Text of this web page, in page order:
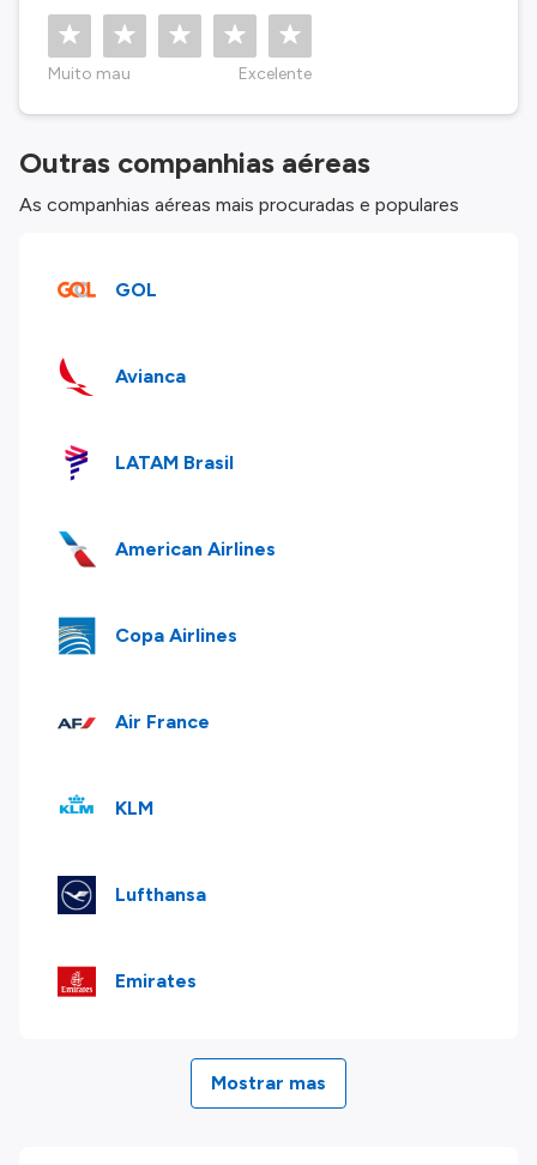
Muito mau Excelente
Outras companhias aéreas
As companhias aéreas mais procuradas e populares
GOL
Avianca
LATAM Brasil
American Airlines
Copa Airlines
Air France
KLM
Lufthansa
Emirates
Mostrar mas